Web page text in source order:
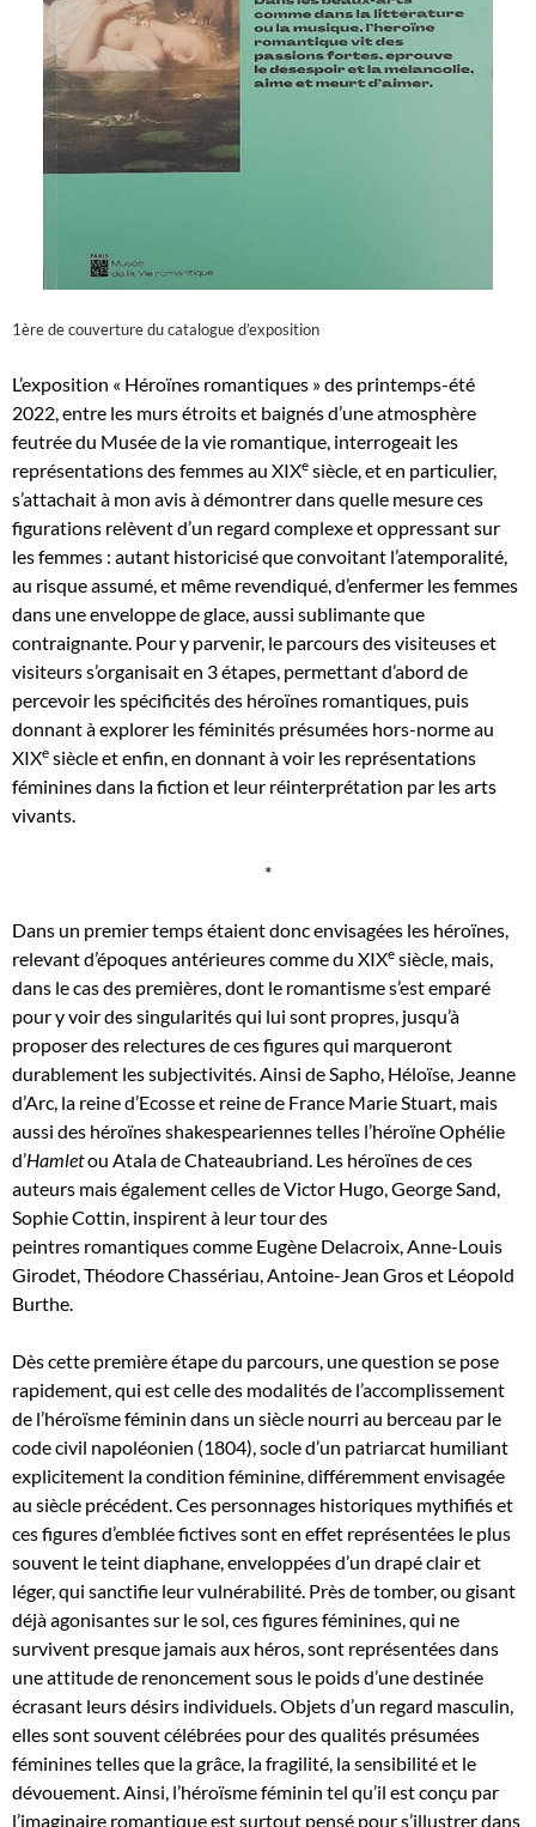
1ère de couverture du catalogue d’exposition
L’exposition « Héroïnes romantiques » des printemps-été
2022, entre les murs étroits et baignés d’une atmosphère
feutrée du Musée de la vie romantique, interrogeait les
représentations des femmes au XIXe siècle, et en particulier,
s’attachait à mon avis à démontrer dans quelle mesure ces
figurations relèvent d’un regard complexe et oppressant sur
les femmes : autant historicisé que convoitant l’atemporalité,
au risque assumé, et même revendiqué, d’enfermer les femmes
dans une enveloppe de glace, aussi sublimante que
contraignante. Pour y parvenir, le parcours des visiteuses et
visiteurs s’organisait en 3 étapes, permettant d’abord de
percevoir les spécificités des héroïnes romantiques, puis
donnant à explorer les féminités présumées hors-norme au
XIXe siècle et enfin, en donnant à voir les représentations
féminines dans la fiction et leur réinterprétation par les arts
vivants.
*
Dans un premier temps étaient donc envisagées les héroïnes,
relevant d’époques antérieures comme du XIXe siècle, mais,
dans le cas des premières, dont le romantisme s’est emparé
pour y voir des singularités qui lui sont propres, jusqu’à
proposer des relectures de ces figures qui marqueront
durablement les subjectivités. Ainsi de Sapho, Héloïse, Jeanne
d’Arc, la reine d’Ecosse et reine de France Marie Stuart, mais
aussi des héroïnes shakespeariennes telles l’héroïne Ophélie
d’Hamletou Atala de Chateaubriand. Les héroïnes de ces
auteurs mais également celles de Victor Hugo, George Sand,
Sophie Cottin, inspirent à leur tour des
peintres romantiques comme Eugène Delacroix, Anne-Louis
Girodet, Théodore Chassériau, Antoine-Jean Gros et Léopold
Burthe.
Dès cette première étape du parcours, une question se pose
rapidement, qui est celle des modalités de l’accomplissement
de l’héroïsme féminin dans un siècle nourri au berceau par le
code civil napoléonien (1804), socle d’un patriarcat humiliant
explicitement la condition féminine, différemment envisagée
au siècle précédent. Ces personnages historiques mythifiés et
ces figures d’emblée fictives sont en effet représentées le plus
souvent le teint diaphane, enveloppées d’un drapé clair et
léger, qui sanctifie leur vulnérabilité. Près de tomber, ou gisant
déjà agonisantes sur le sol, ces figures féminines, qui ne
survivent presque jamais aux héros, sont représentées dans
une attitude de renoncement sous le poids d’une destinée
écrasant leurs désirs individuels. Objets d’un regard masculin,
elles sont souvent célébrées pour des qualités présumées
féminines telles que la grâce, la fragilité, la sensibilité et le
dévouement. Ainsi, l’héroïsme féminin tel qu’il est conçu par
l’imaginaire romantique est surtout pensé pour s’illustrer dans